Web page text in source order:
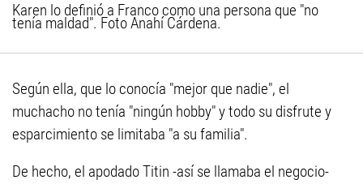
Karen lo definió a Franco como una persona que "no
tenía maldad". Foto Anahí Cárdena.
Según ella, que lo conocía "mejor que nadie", el
muchacho no tenía "ningún hobby" y todo su disfrute y
esparcimiento se limitaba "a su familia".
De hecho, el apodado Titin -así se llamaba el negocio-